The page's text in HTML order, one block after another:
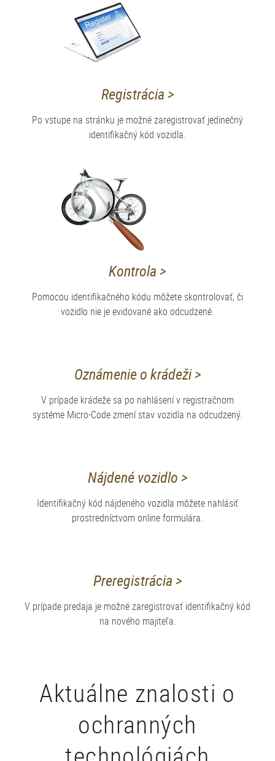
Registrácia >
Po vstupe na stránku je možné zaregistrovať jedinečný
identifikačný kód vozidla.
Kontrola >
Pomocou identifikačného kódu môžete skontrolovať, či
vozidlo nie je evidované ako odcudzené.
Oznámenie o krádeži >
V prípade krádeže sa po nahlásení v registračnom
systéme Micro-Code zmení stav vozidla na odcudzený.
Nájdené vozidlo >
Identifikačný kód nájdeného vozidla môžete nahlásiť
prostredníctvom online formulára.
Preregistrácia >
V prípade predaja je možné zaregistrovať identifikačný kód
na nového majiteľa.
Aktuálne znalosti o
ochranných